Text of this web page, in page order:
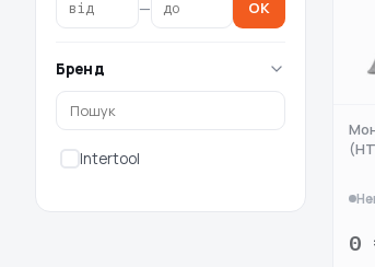
— OK
Бренд
Intertool
0